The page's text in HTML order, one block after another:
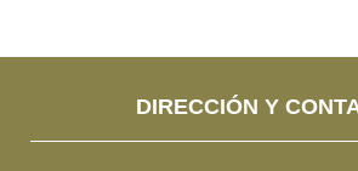
DIRECCIÓN Y